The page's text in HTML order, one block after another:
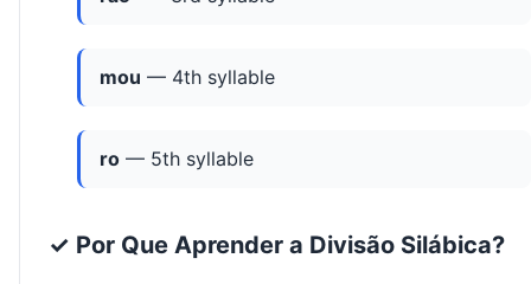
mou — 4th syllable
ro — 5th syllable
✓ Por Que Aprender a Divisão Silábica?